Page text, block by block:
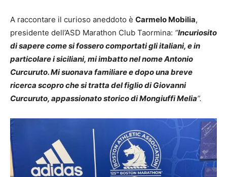
A raccontare il curioso aneddoto è Carmelo Mobilia,
presidente dell’ASD Marathon Club Taormina: “Incuriosito
di sapere come si fossero comportati gli italiani, e in
particolare i siciliani, mi imbatto nel nome Antonio
Curcuruto. Mi suonava familiare e dopo una breve
ricerca scopro che si tratta del figlio di Giovanni
Curcuruto, appassionato storico di Mongiuffi Melia”.